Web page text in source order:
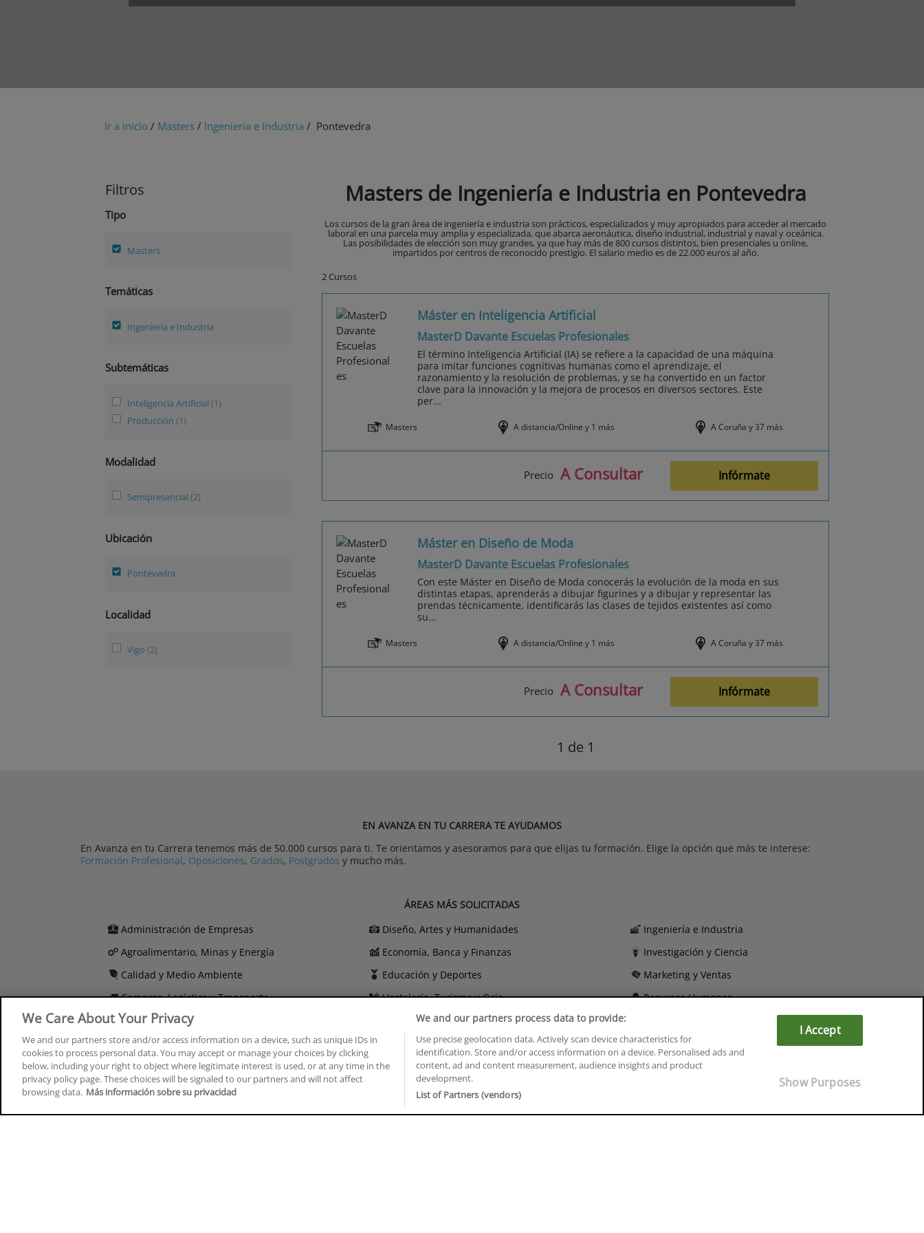
Ir a inicio / Masters / Ingeniería e Industria / Pontevedra
Filtros
Tipo
Masters
Temáticas
Ingeniería e Industria
Subtemáticas
Inteligencia Artificial (1)
Producción (1)
Modalidad
Semipresencial (2)
Ubicación
Pontevedra
Localidad
Vigo (2)
Masters de Ingeniería e Industria en Pontevedra
Los cursos de la gran área de ingeniería e industria son prácticos, especializados y muy apropiados para acceder al mercado
laboral en una parcela muy amplia y especializada, que abarca aeronáutica, diseño industrial, industrial y naval y oceánica.
Las posibilidades de elección son muy grandes, ya que hay más de 800 cursos distintos, bien presenciales u online,
impartidos por centros de reconocido prestigio. El salario medio es de 22.000 euros al año.
2 Cursos
Máster en Inteligencia Artificial
MasterD Davante Escuelas Profesionales
El término Inteligencia Artificial (IA) se refiere a la capacidad de una máquina
para imitar funciones cognitivas humanas como el aprendizaje, el
razonamiento y la resolución de problemas, y se ha convertido en un factor
clave para la innovación y la mejora de procesos en diversos sectores. Este
per...
Masters A distancia/Online y 1 más A Coruña y 37 más
Precio A Consultar Infórmate
Máster en Diseño de Moda
MasterD Davante Escuelas Profesionales
Con este Máster en Diseño de Moda conocerás la evolución de la moda en sus
distintas etapas, aprenderás a dibujar figurines y a dibujar y representar las
prendas técnicamente, identificarás las clases de tejidos existentes así como
su...
Masters A distancia/Online y 1 más A Coruña y 37 más
Precio A Consultar Infórmate
1 de 1
EN AVANZA EN TU CARRERA TE AYUDAMOS
En Avanza en tu Carrera tenemos más de 50.000 cursos para ti. Te orientamos y asesoramos para que elijas tu formación. Elige la opción que más te interese:
Formación Profesional, Oposiciones, Grados, Postgrados y mucho más.
ÁREAS MÁS SOLICITADAS
Administración de Empresas
Agroalimentario, Minas y Energía
Calidad y Medio Ambiente
Compras, Logística y Transporte
Comunicación, Imagen y Sonido
Derecho y Seguridad
Diseño, Artes y Humanidades
Economía, Banca y Finanzas
Educación y Deportes
Hostelería, Turismo y Ocio
Imagen Personal
Informática y Telecomunicaciones
Ingeniería e Industria
Investigación y Ciencia
Marketing y Ventas
Recursos Humanos
BUSCA TUS CURSOS EN TU PROVINCIA
Cursos en A Coruña
Cursos en Castellón
Cursos en La Rioja
Cursos en Soria
We Care About Your Privacy
We and our partners store and/or access information on a device, such as unique IDs in
cookies to process personal data. You may accept or manage your choices by clicking
below, including your right to object where legitimate interest is used, or at any time in the
privacy policy page. These choices will be signaled to our partners and will not affect
browsing data. Más información sobre su privacidad
We and our partners process data to provide:
Use precise geolocation data. Actively scan device characteristics for
identification. Store and/or access information on a device. Personalised ads and
content, ad and content measurement, audience insights and product
development.
List of Partners (vendors)
I Accept
Show Purposes